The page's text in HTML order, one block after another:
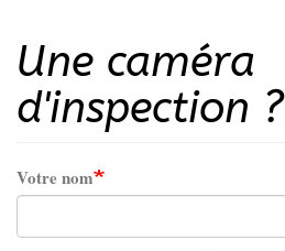
Une caméra
d'inspection ?
Votre nom